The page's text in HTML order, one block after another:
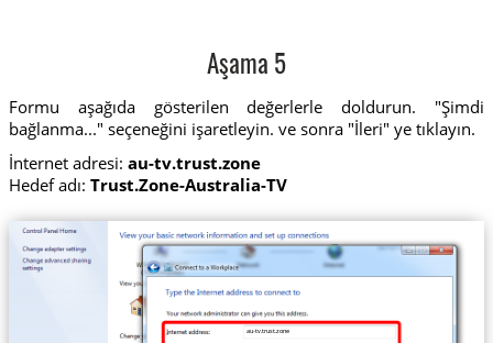
Aşama 5
Formu aşağıda gösterilen değerlerle doldurun. "Şimdi
bağlanma..." seçeneğini işaretleyin. ve sonra "İleri" ye tıklayın.
İnternet adresi: au-tv.trust.zone
Hedef adı: Trust.Zone-Australia-TV
au-tv.trust.zone